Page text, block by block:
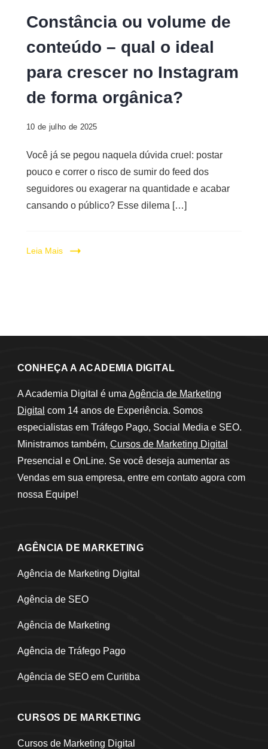
Constância ou volume de
conteúdo – qual o ideal
para crescer no Instagram
de forma orgânica?
10 de julho de 2025
Você já se pegou naquela dúvida cruel: postar
pouco e correr o risco de sumir do feed dos
seguidores ou exagerar na quantidade e acabar
cansando o público? Esse dilema […]
Leia Mais
CONHEÇA A ACADEMIA DIGITAL
A Academia Digital é uma Agência de Marketing
Digital com 14 anos de Experiência. Somos
especialistas em Tráfego Pago, Social Media e SEO.
Ministramos também, Cursos de Marketing Digital
Presencial e OnLine. Se você deseja aumentar as
Vendas em sua empresa, entre em contato agora com
nossa Equipe!
AGÊNCIA DE MARKETING
Agência de Marketing Digital
Agência de SEO
Agência de Marketing
Agência de Tráfego Pago
Agência de SEO em Curitiba
CURSOS DE MARKETING
Cursos de Marketing Digital